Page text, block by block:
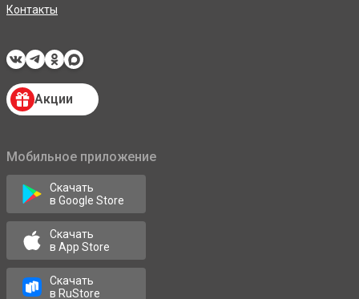
Контакты
Акции
Мобильное приложение
Скачать
в Google Store
Скачать
в App Store
Скачать
в RuStore